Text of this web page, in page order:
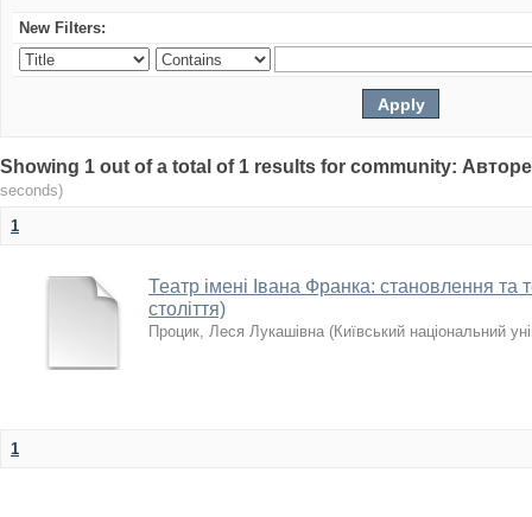
New Filters:
Showing 1 out of a total of 1 results for community:
seconds)
1
Театр імені Івана Франка: становлення та
століття)
Процик, Леся Лукашівна (Київський національний
1